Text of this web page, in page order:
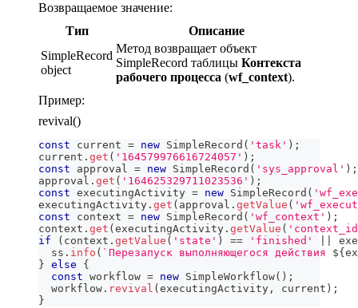
Возвращаемое значение:
Тип
Описание
SimpleRecord
object
Метод возвращает объект
SimpleRecord таблицы Контекста
рабочего процесса (wf_context).
Пример:
revival()
const current = new SimpleRecord ( 'task' ) ;
current . get ( '164579976616724057' ) ;
const approval = new SimpleRecord ( 'sys_approval' ) ;
approval . get ( '164625329711023536' ) ;
const executingActivity = new SimpleRecord (
executingActivity . get ( approval . getValue (
const context = new SimpleRecord ( 'wf_context' ) ;
context . get ( executingActivity . getValue (
if
( context . getValue ( 'state' ) == 'finished'
  ss
. info ( ` Перезапуск выполняющегося действия ${
} else
{
const workflow = new SimpleWorkflow( ) ;
  workflow
. revival ( executingActivity , current ) ;
}